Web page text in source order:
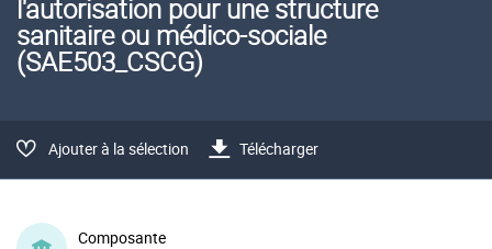
l'autorisation pour une structure
sanitaire ou médico-sociale
(SAE503_CSCG)
Ajouter à la sélection Télécharger
Composante